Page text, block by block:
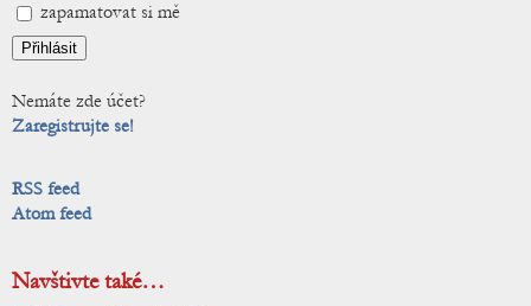
zapamatovat si mě
Nemáte zde účet?
Zaregistrujte se!
RSS feed
Atom feed
Navštivte také…